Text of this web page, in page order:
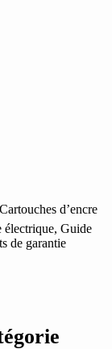
d’encre
électrique, Guide
de garantie